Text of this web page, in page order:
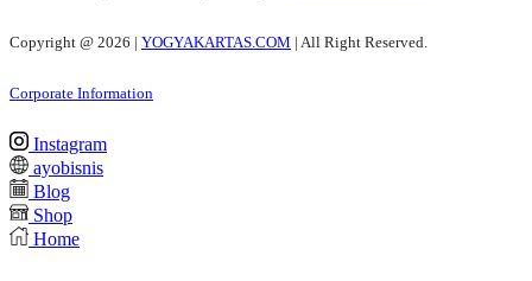
Copyright @ 2026 | YOGYAKARTAS.COM | All Right Reserved.
Corporate Information
Instagram
ayobisnis
Blog
Shop
Home